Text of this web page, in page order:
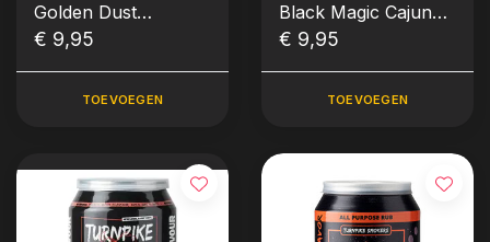
Golden Dust
Seasoning (235
€ 9,95
TOEVOEGEN
Black Magic Cajun
Seasoning (235
€ 9,95
TOEVOEGEN